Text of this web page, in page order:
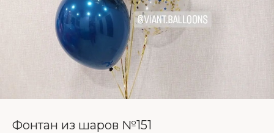
Фонтан из шаров №151